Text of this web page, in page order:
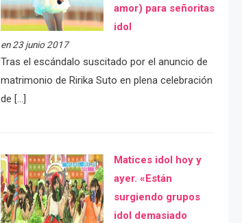
amor) para señoritas
idol
en 23 junio 2017
Tras el escándalo suscitado por el anuncio de
matrimonio de Ririka Suto en plena celebración
de […]
Matices idol hoy y
ayer. «Están
surgiendo grupos
idol demasiado